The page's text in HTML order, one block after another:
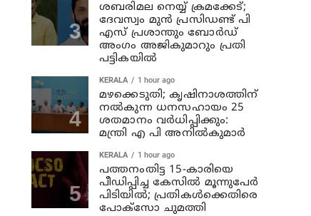
ശബരിമല നെയ്യ് ക്രമക്കേട്;
ദേവസ്വം മുന്‍ പ്രസിഡണ്ട് പി
എസ് പ്രശാന്തും ബോര്‍ഡ്
അംഗം അജികുമാറും പ്രതി
പട്ടികയിൽ
KERALA 1 hour ago
മഴക്കെടുതി; കൃഷിനാശത്തിന്
നല്‍കുന്ന ധനസഹായം 25
ശതമാനം വര്‍ധിപ്പിക്കും:
മന്ത്രി എ പി അനില്‍കുമാര്‍
KERALA 1 hour ago
പത്തനംതിട്ട 15-കാരിയെ
പീഡിപ്പിച്ച കേസിൽ മൂന്നുപേർ
പിടിയിൽ; പ്രതികൾക്കെതിരെ
പോക്സോ ചുമത്തി